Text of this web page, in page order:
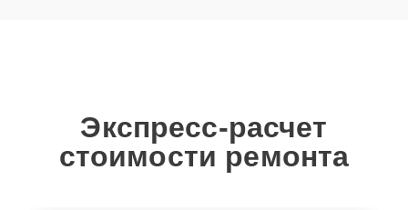
Экспресс-расчет
стоимости ремонта